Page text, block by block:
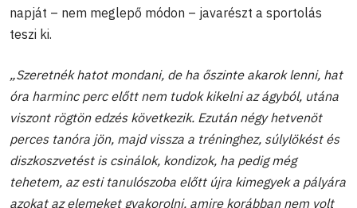
napját – nem meglepő módon – javarészt a sportolás
teszi ki.
„Szeretnék hatot mondani, de ha őszinte akarok lenni, hat
óra harminc perc előtt nem tudok kikelni az ágyból, utána
viszont rögtön edzés következik. Ezután négy hetvenöt
perces tanóra jön, majd vissza a tréninghez, súlylökést és
diszkoszvetést is csinálok, kondizok, ha pedig még
tehetem, az esti tanulószoba előtt újra kimegyek a pályára
azokat az elemeket gyakorolni, amire korábban nem volt